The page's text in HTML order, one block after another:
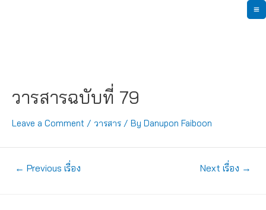
วารสารฉบับที่ 79
Leave a Comment / วารสาร / By Danupon Faiboon
แนะแนว
← Previous เรื่อง Next เรื่อง →